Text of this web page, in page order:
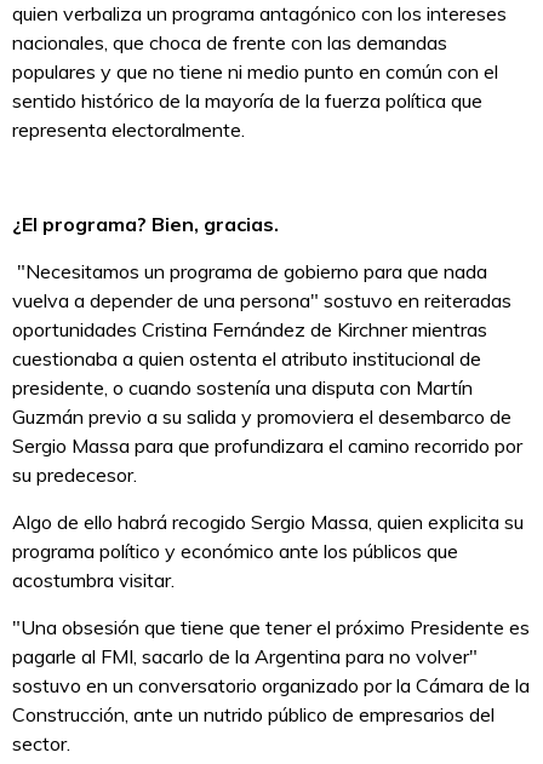
quien verbaliza un programa antagónico con los intereses
nacionales, que choca de frente con las demandas
populares y que no tiene ni medio punto en común con el
sentido histórico de la mayoría de la fuerza política que
representa electoralmente.
¿El programa? Bien, gracias.
"Necesitamos un programa de gobierno para que nada
vuelva a depender de una persona" sostuvo en reiteradas
oportunidades Cristina Fernández de Kirchner mientras
cuestionaba a quien ostenta el atributo institucional de
presidente, o cuando sostenía una disputa con Martín
Guzmán previo a su salida y promoviera el desembarco de
Sergio Massa para que profundizara el camino recorrido por
su predecesor.
Algo de ello habrá recogido Sergio Massa, quien explicita su
programa político y económico ante los públicos que
acostumbra visitar.
"Una obsesión que tiene que tener el próximo Presidente es
pagarle al FMI, sacarlo de la Argentina para no volver"
sostuvo en un conversatorio organizado por la Cámara de la
Construcción, ante un nutrido público de empresarios del
sector.